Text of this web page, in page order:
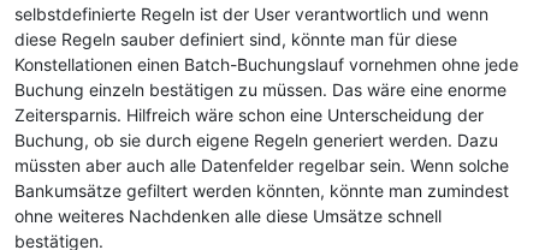
selbstdefinierte Regeln ist der User verantwortlich und wenn
diese Regeln sauber definiert sind, könnte man für diese
Konstellationen einen Batch-Buchungslauf vornehmen ohne jede
Buchung einzeln bestätigen zu müssen. Das wäre eine enorme
Zeitersparnis. Hilfreich wäre schon eine Unterscheidung der
Buchung, ob sie durch eigene Regeln generiert werden. Dazu
müssten aber auch alle Datenfelder regelbar sein. Wenn solche
Bankumsätze gefiltert werden könnten, könnte man zumindest
ohne weiteres Nachdenken alle diese Umsätze schnell
bestätigen.